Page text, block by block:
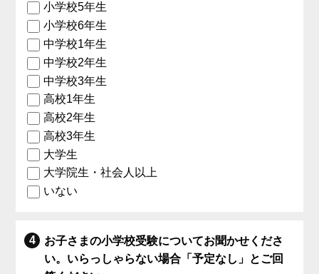
小学校5年生
小学校6年生
中学校1年生
中学校2年生
中学校3年生
高校1年生
高校2年生
高校3年生
大学生
大学院生・社会人以上
いない
お子さまの小学校受験についてお聞かせくださ
い。いらっしゃらない場合「予定なし」とご回